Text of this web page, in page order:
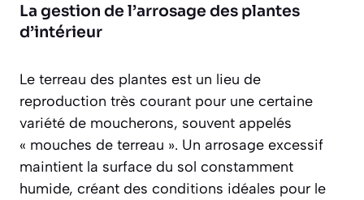
La gestion de l’arrosage des plantes
d’intérieur
Le terreau des plantes est un lieu de
reproduction très courant pour une certaine
variété de moucherons, souvent appelés
« mouches de terreau ». Un arrosage excessif
maintient la surface du sol constamment
humide, créant des conditions idéales pour le